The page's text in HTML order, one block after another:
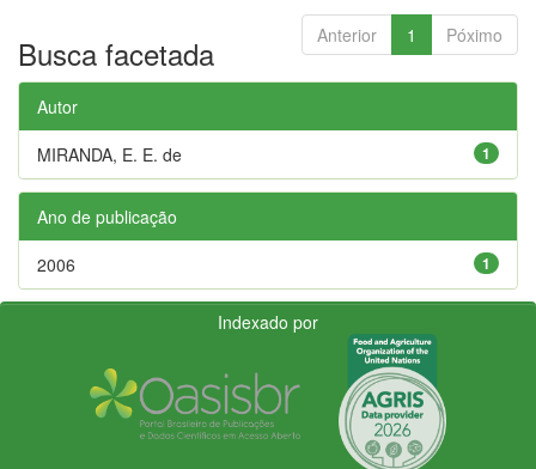
Anterior 1 Póximo
Busca facetada
Autor
1
MIRANDA, E. E. de
Ano de publicação
1
2006
Indexado por